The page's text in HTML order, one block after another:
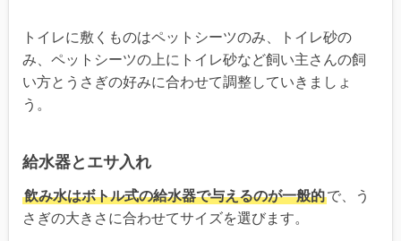
トイレに敷くものはペットシーツのみ、トイレ砂の
み、ペットシーツの上にトイレ砂など飼い主さんの飼
い方とうさぎの好みに合わせて調整していきましょ
う。
給水器とエサ入れ
飲み水はボトル式の給水器で与えるのが一般的で、う
さぎの大きさに合わせてサイズを選びます。